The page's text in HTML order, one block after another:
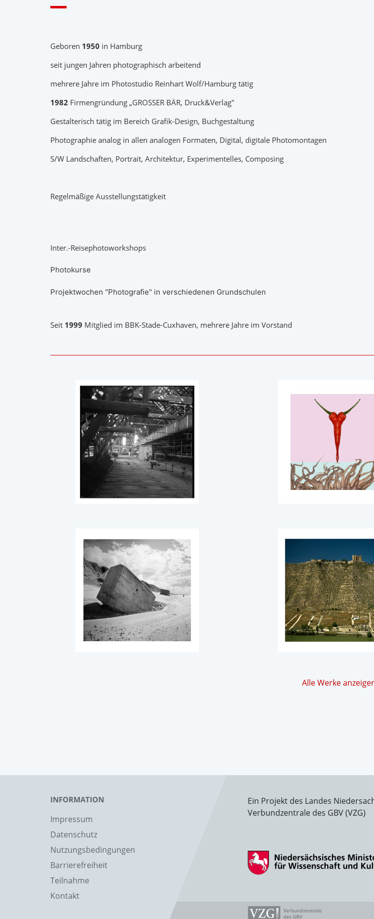
Geboren 1950 in Hamburg
seit jungen Jahren photographisch arbeitend
mehrere Jahre im Photostudio Reinhart Wolf/Hamburg tätig
1982 Firmengründung „GROSSER BÄR, Druck&Verlag"
Gestalterisch tätig im Bereich Grafik-Design, Buchgestaltung
Photographie analog in allen analogen Formaten, Digital, digitale Photomontagen
S/W Landschaften, Portrait, Architektur, Experimentelles, Composing
Regelmäßige Ausstellungstätigkeit
Inter.-Reisephotoworkshops
Photokurse
Projektwochen "Photografie" in verschiedenen Grundschulen
Seit 1999 Mitglied im BBK-Stade-Cuxhaven, mehrere Jahre im Vorstand
Alle Werke
INFORMATION
Impressum
Datenschutz
Nutzungsbedingungen
Barrierefreiheit
Teilnahme
Kontakt
Ein Projekt des Landes
Verbundzentrale des GBV (VZG)